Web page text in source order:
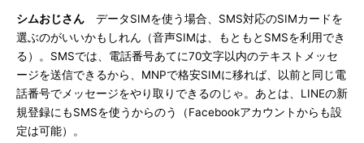
シムおじさん データSIMを使う場合、SMS対応のSIMカードを
選ぶのがいいかもしれん（音声SIMは、もともとSMSを利用でき
る）。SMSでは、電話番号あてに70文字以内のテキストメッセ
ージを送信できるから、MNPで格安SIMに移れば、以前と同じ電
話番号でメッセージをやり取りできるのじゃ。あとは、LINEの新
規登録にもSMSを使うからのう（Facebookアカウントからも設
定は可能）。